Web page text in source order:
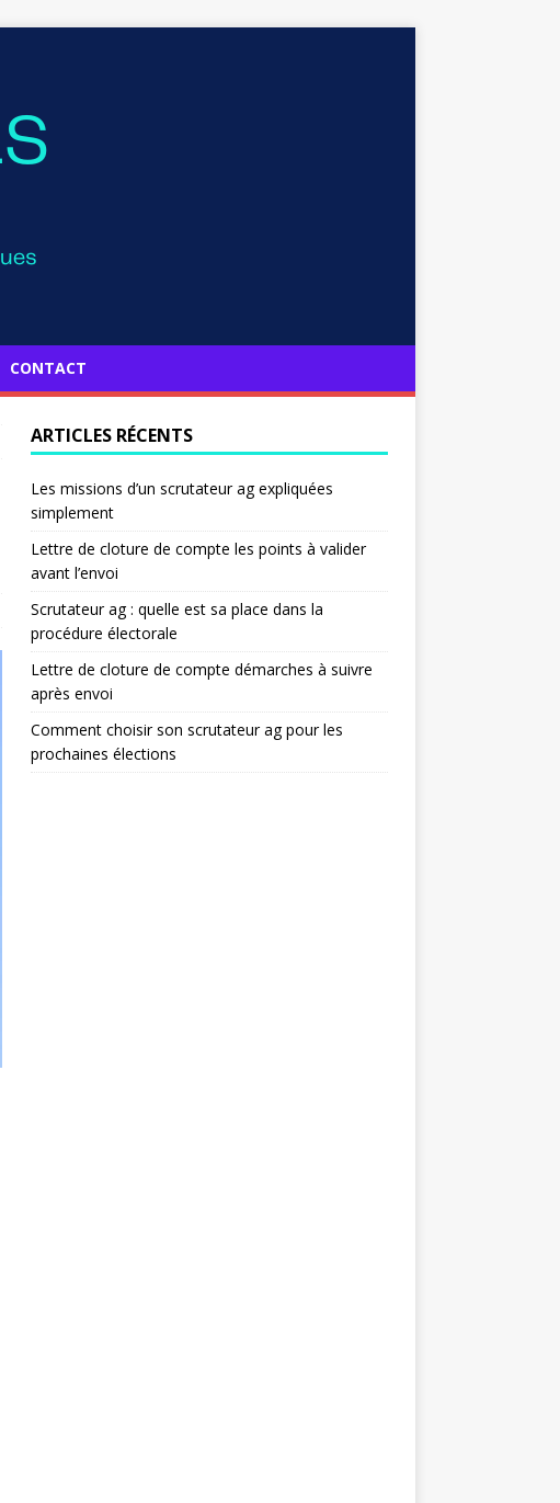
CONTACT
ARTICLES RÉCENTS
Les missions d’un scrutateur ag expliquées
simplement
Lettre de cloture de compte les points à valider
avant l’envoi
Scrutateur ag : quelle est sa place dans la
procédure électorale
Lettre de cloture de compte démarches à suivre
après envoi
Comment choisir son scrutateur ag pour les
prochaines élections